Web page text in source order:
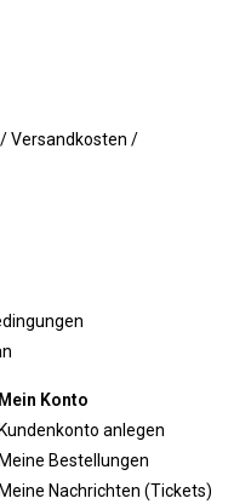
Versandkosten /
Mein Konto
Kundenkonto anlegen
Meine Bestellungen
Meine Nachrichten (Tickets)